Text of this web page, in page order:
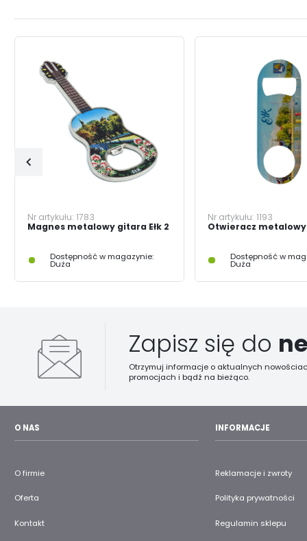
Nr artykułu: 1783
Magnes metalowy gitara Ełk 2
Dostępność w magazynie:
Duża
Nr artykułu: 1193
Otwieracz metalowy
Dostępność w
Duża
Zapisz się do
Otrzymuj informacje o aktualnych
promocjach i bądź na bieżąco.
O NAS
O firmie
Oferta
Kontakt
INFORMACJE
Reklamacje i zwroty
Polityka prywatności
Regulamin sklepu